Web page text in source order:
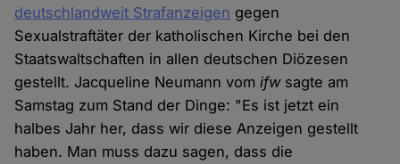
deutschlandweit Strafanzeigen gegen
Sexualstraftäter der katholischen Kirche bei den
Staatswaltschaften in allen deutschen Diözesen
gestellt. Jacqueline Neumann vomifwsagte am
Samstag zum Stand der Dinge: "Es ist jetzt ein
halbes Jahr her, dass wir diese Anzeigen gestellt
haben. Man muss dazu sagen, dass die